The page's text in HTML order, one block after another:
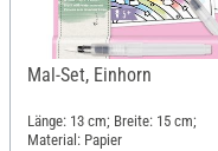
Mal-Set, Einhorn
Länge: 13 cm; Breite: 15 cm;
Material: Papier